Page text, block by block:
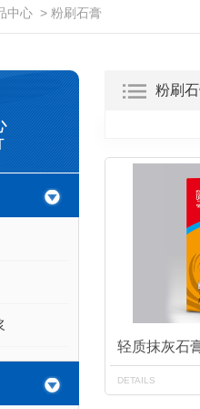
中心 > 粉刷石膏
粉刷
轻质抹灰石
DETAILS